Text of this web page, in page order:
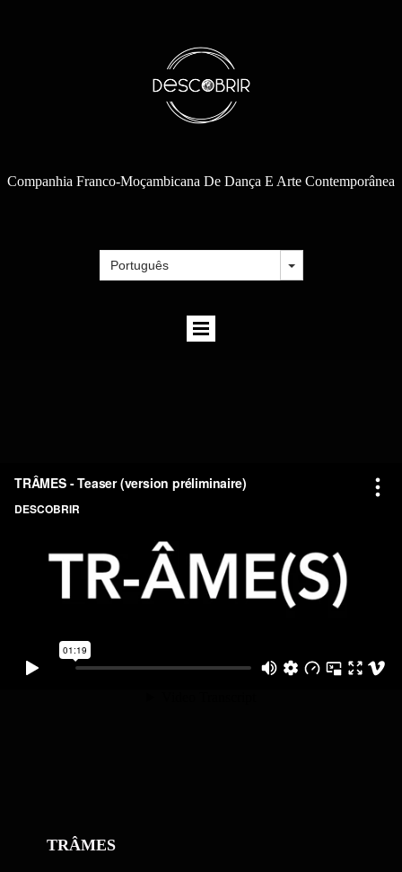
Companhia Franco-Moçambicana De Dança E Arte Contemporânea
TRÂMES